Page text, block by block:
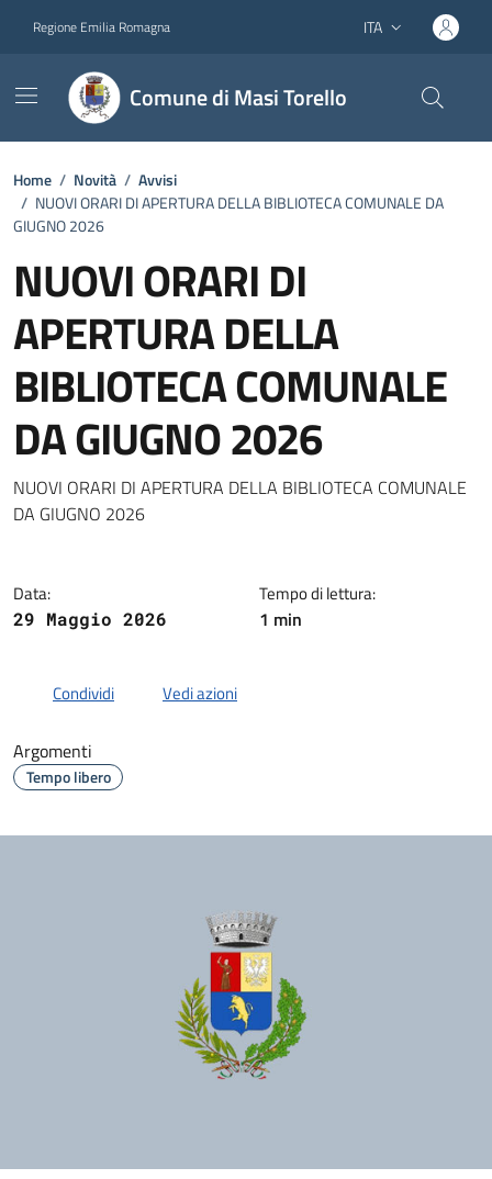
Regione Emilia Romagna Lingua attiva:
ITA
Comune di Masi Torello
Home / Novità / Avvisi
/ NUOVI ORARI DI APERTURA DELLA BIBLIOTECA COMUNALE DA
GIUGNO 2026
NUOVI ORARI DI
APERTURA DELLA
BIBLIOTECA COMUNALE
DA GIUGNO 2026
Dettagli della notizia
NUOVI ORARI DI APERTURA DELLA BIBLIOTECA COMUNALE
DA GIUGNO 2026
Data:
29 Maggio 2026
Tempo di lettura:
1 min
Condividi Vedi azioni
Argomenti
Tempo libero